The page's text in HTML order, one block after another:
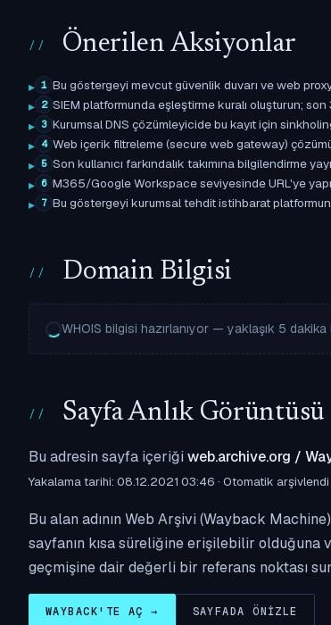
Önerilen Aksiyonlar
1 Bu göstergeyi mevcut güvenlik duvarı ve web
2 SIEM platformunda eşleştirme kuralı oluşturun;
3 Kurumsal DNS çözümleyicide bu kayıt için
4 Web içerik filtreleme (secure web gateway)
5 Son kullanıcı farkındalık takımına bilgilendirme
6 M365/Google Workspace seviyesinde URL'ye
7 Bu göstergeyi kurumsal tehdit istihbarat
Domain Bilgisi
WHOIS bilgisi hazırlanıyor — yaklaşık 5
Sayfa Anlık Görüntüsü
Bu adresin sayfa içeriği web.archive.org /
Yakalama tarihi: 08.12.2021 03:46 · Otomatik arşivlendi
Bu alan adının Web Arşivi (Wayback
sayfanın kısa süreliğine erişilebilir olduğuna
geçmişine dair değerli bir referans noktası
WAYBACK'TE AÇ → SAYFADA ÖNIZLE